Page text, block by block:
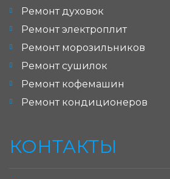
Ремонт духовок
Ремонт электроплит
Ремонт морозильников
Ремонт сушилок
Ремонт кофемашин
Ремонт кондиционеров
КОНТАКТЫ